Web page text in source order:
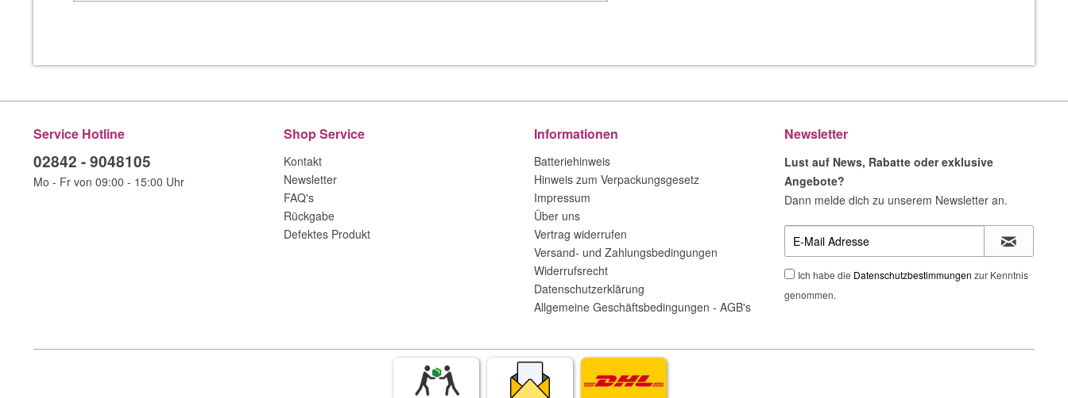
Service Hotline
02842 - 9048105
Mo - Fr von 09:00 - 15:00 Uhr
Shop Service
Kontakt
Newsletter
FAQ's
Rückgabe
Defektes Produkt
Informationen
Batteriehinweis
Hinweis zum Verpackungsgesetz
Impressum
Über uns
Vertrag widerrufen
Versand- und Zahlungsbedingungen
Widerrufsrecht
Datenschutzerklärung
Allgemeine Geschäftsbedingungen - AGB's
Newsletter
Lust auf News, Rabatte oder exklusive
Angebote?
Dann melde dich zu unserem Newsletter an.
Ich habe die Datenschutzbestimmungen zur Kenntnis
genommen.